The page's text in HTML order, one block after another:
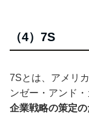
（4）7S
7Sとは、アメリ
ンゼー・アンド
企業戦略の策定